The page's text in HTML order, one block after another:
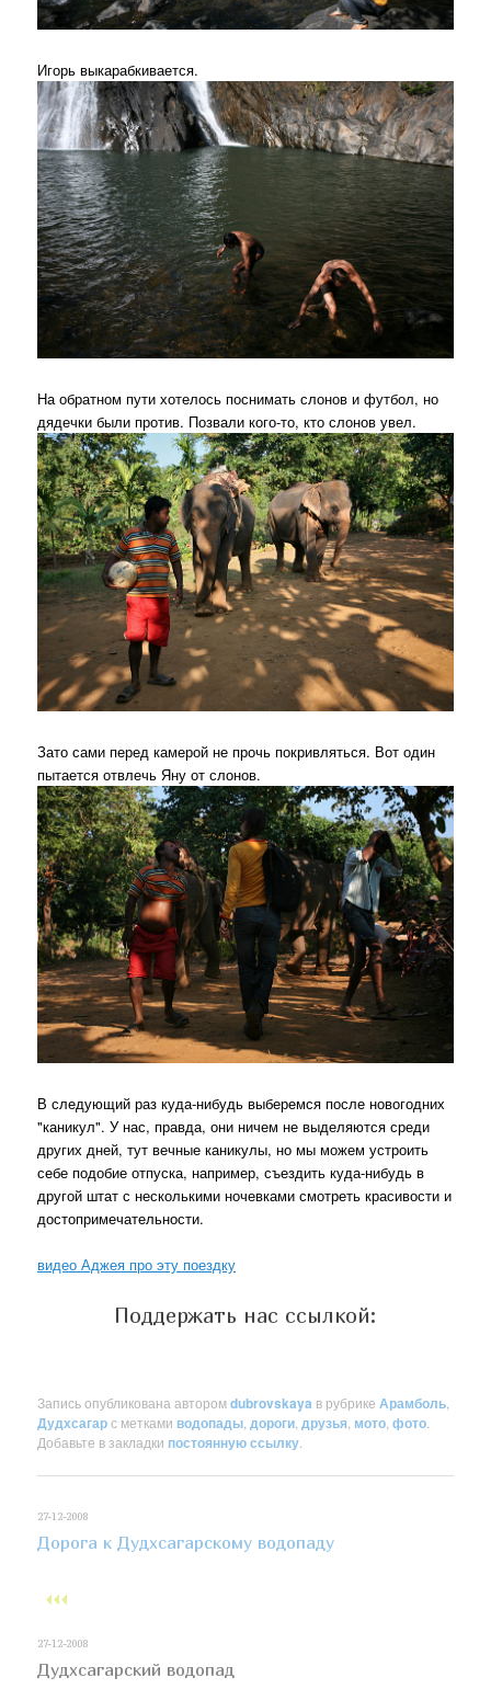
Игорь выкарабкивается.
На обратном пути хотелось поснимать слонов и футбол, но
дядечки были против. Позвали кого-то, кто слонов увел.
Зато сами перед камерой не прочь покривляться. Вот один
пытается отвлечь Яну от слонов.
В следующий раз куда-нибудь выберемся после новогодних
"каникул". У нас, правда, они ничем не выделяются среди
других дней, тут вечные каникулы, но мы можем устроить
себе подобие отпуска, например, съездить куда-нибудь в
другой штат с несколькими ночевками смотреть красивости и
достопримечательности.
видео Аджея про эту поездку
Поддержать нас ссылкой:
Запись опубликована авторомdubrovskaya в рубрикеАрамболь
Дудхсагарс метками водопады дороги друзья мото ,фото
Добавьте в закладки постоянную ссылку
27-12-2008
Дорога к Дудхсагарскому водопаду
27-12-2008
Дудхсагарский водопад